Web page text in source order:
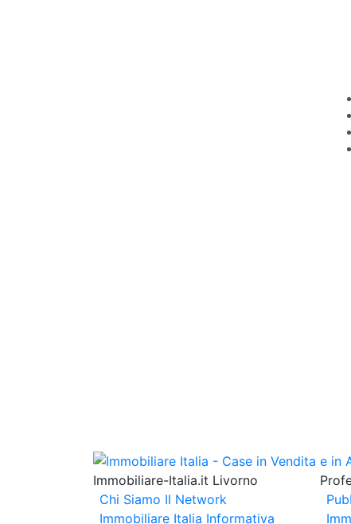
Immobiliare-Italia.it Livorno
Chi Siamo Il Network
Immobiliare Italia Informativa